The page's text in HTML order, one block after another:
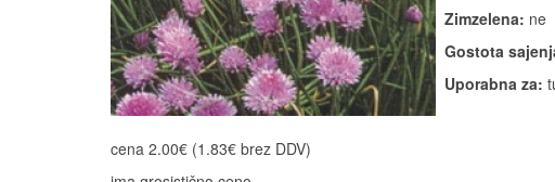
Zimzelena: ne
Gostota
Uporabna za:
cena 2.00€ (1.83€ brez DDV)